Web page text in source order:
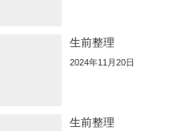
生前整理
2024年11月20日
生前整理